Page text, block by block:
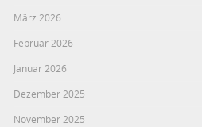
März 2026
Februar 2026
Januar 2026
Dezember 2025
November 2025